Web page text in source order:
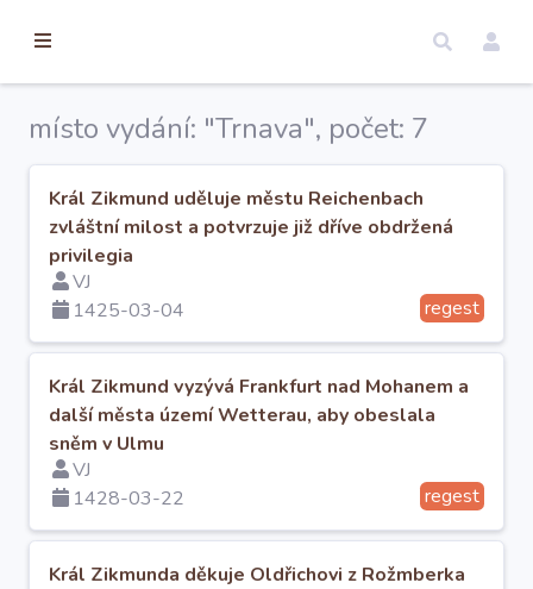
Úvod
Edice
Regesty
Hledat
Mapy
místo vydání: "Trnava", počet: 7
Král Zikmund uděluje městu Reichenbach
zvláštní milost a potvrzuje již dříve obdržená
privilegia
VJ
1425-03-04
regest
Král Zikmund vyzývá Frankfurt nad Mohanem a
další města území Wetterau, aby obeslala
sněm v Ulmu
VJ
1428-03-22
regest
Král Zikmunda děkuje Oldřichovi z Rožmberka